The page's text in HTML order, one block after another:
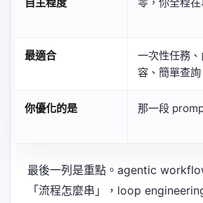
最適合
一次性任務、
容、簡單查詢
你優化的是 那一段
最後一列是重點。agentic
「流程怎麼串」，loop